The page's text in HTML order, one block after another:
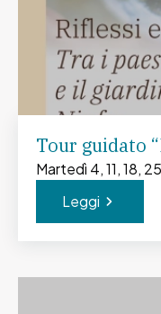
Tour guidato
Martedì 4, 11, 18,
Leggi